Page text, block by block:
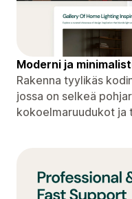
Moderni ja
Rakenna tyylikäs
jossa on selkeä
kokoelmaruudukot ja